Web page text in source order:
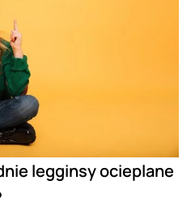
legginsy ocieplane